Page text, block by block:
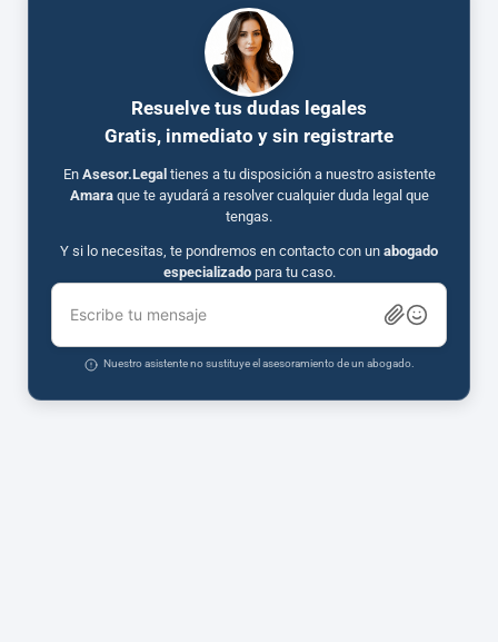
Resuelve tus dudas legales
Gratis, inmediato y sin registrarte
En Asesor.Legal tienes a tu disposición a nuestro asistente
Amaraque te ayudará a resolver cualquier duda legal que
tengas.
Y si lo necesitas, te pondremos en contacto con un abogado
especializadopara tu caso.
Escribe tu mensaje
Nuestro asistente no sustituye el asesoramiento de un abogado.